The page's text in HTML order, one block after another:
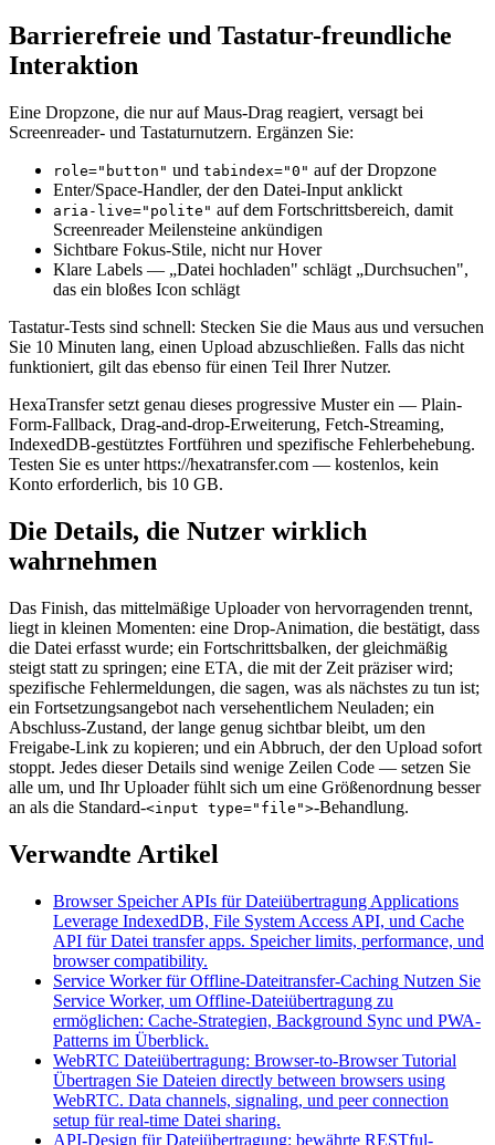
Barrierefreie und Tastatur-freundliche
Interaktion
Eine Dropzone, die nur auf Maus-Drag reagiert, versagt bei
Screenreader- und Tastaturnutzern. Ergänzen Sie:
role="button" und tabindex="0" auf der Dropzone
Enter/Space-Handler, der den Datei-Input anklickt
aria-live="polite" auf dem Fortschrittsbereich, damit
Screenreader Meilensteine ankündigen
Sichtbare Fokus-Stile, nicht nur Hover
Klare Labels — „Datei hochladen" schlägt „Durchsuchen",
das ein bloßes Icon schlägt
Tastatur-Tests sind schnell: Stecken Sie die Maus aus und versuchen
Sie 10 Minuten lang, einen Upload abzuschließen. Falls das nicht
funktioniert, gilt das ebenso für einen Teil Ihrer Nutzer.
HexaTransfer setzt genau dieses progressive Muster ein — Plain-
Form-Fallback, Drag-and-drop-Erweiterung, Fetch-Streaming,
IndexedDB-gestütztes Fortführen und spezifische Fehlerbehebung.
Testen Sie es unter https://hexatransfer.com — kostenlos, kein
Konto erforderlich, bis 10 GB.
Die Details, die Nutzer wirklich
wahrnehmen
Das Finish, das mittelmäßige Uploader von hervorragenden trennt,
liegt in kleinen Momenten: eine Drop-Animation, die bestätigt, dass
die Datei erfasst wurde; ein Fortschrittsbalken, der gleichmäßig
steigt statt zu springen; eine ETA, die mit der Zeit präziser wird;
spezifische Fehlermeldungen, die sagen, was als nächstes zu tun ist;
ein Fortsetzungsangebot nach versehentlichem Neuladen; ein
Abschluss-Zustand, der lange genug sichtbar bleibt, um den
Freigabe-Link zu kopieren; und ein Abbruch, der den Upload sofort
stoppt. Jedes dieser Details sind wenige Zeilen Code — setzen Sie
alle um, und Ihr Uploader fühlt sich um eine Größenordnung besser
an als die Standard-<input type="file">-Behandlung.
Verwandte Artikel
Browser Speicher APIs für Dateiübertragung Applications
Leverage IndexedDB, File System Access API, und Cache
API für Datei transfer apps. Speicher limits, performance, und
browser compatibility.
Service Worker für Offline-Dateitransfer-Caching Nutzen Sie
Service Worker, um Offline-Dateiübertragung zu
ermöglichen: Cache-Strategien, Background Sync und PWA-
Patterns im Überblick.
WebRTC Dateiübertragung: Browser-to-Browser Tutorial
Übertragen Sie Dateien directly between browsers using
WebRTC. Data channels, signaling, und peer connection
setup für real-time Datei sharing.
API-Design für Dateiübertragung: bewährte RESTful-